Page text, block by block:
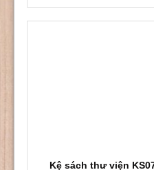
Kệ sách thư viện